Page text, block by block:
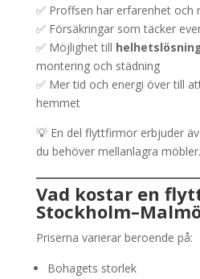
✅ Proffsen har erfarenhet och
✅ Försäkringar som täcker
✅ Möjlighet till
montering och städning
✅ Mer tid och energi över till
hemmet
💡 En del flyttfirmor erbjuder
du behöver mellanlagra möbler.
Vad kostar en
Priserna varierar beroende på:
Bohagets storlek